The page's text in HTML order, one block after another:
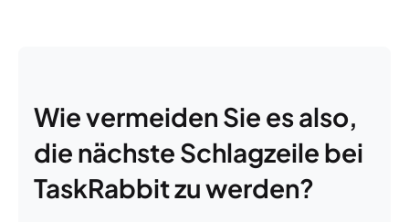
Wie vermeiden Sie es also,
die nächste Schlagzeile bei
TaskRabbit zu werden?